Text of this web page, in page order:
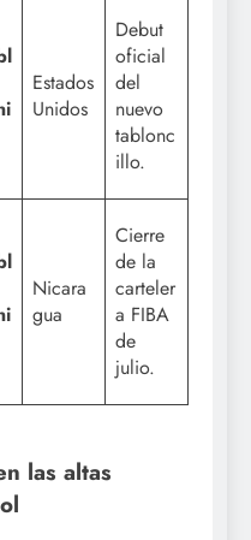
Estados
Unidos
Debut
oficial
del
nuevo
tablonc
illo.
Nicara
gua
Cierre
de la
carteler
a FIBA
de
julio.
las altas